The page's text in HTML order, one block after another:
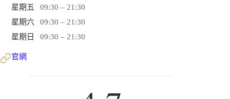
星期五
09:30 – 21:30
星期六
09:30 – 21:30
星期日
09:30 – 21:30
官網